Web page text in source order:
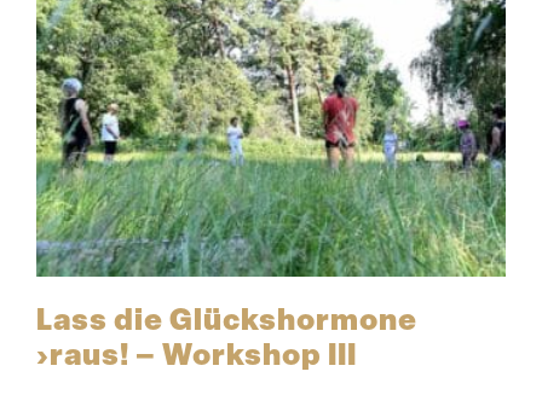
Lass die Glücks­hormone
›raus! – Workshop III